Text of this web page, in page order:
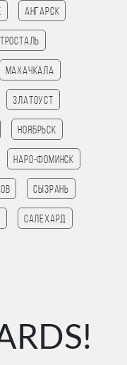
Ангарск
Махачкала
Златоуст
Ноябрьск
Наро-Фоминск
Сызрань
Салехард